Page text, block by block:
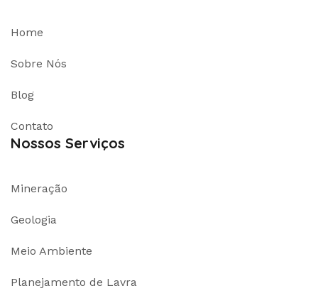
Home
Sobre Nós
Blog
Contato
Nossos Serviços
Mineração
Geologia
Meio Ambiente
Planejamento de Lavra